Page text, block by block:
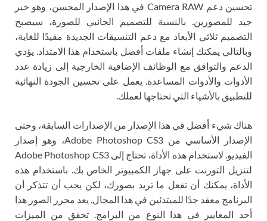
تحسين دعم Camera RAW في هذا الإصدار المحسن، وهو خبر
جيد للمصورين. بالنسبة للتصميم الجانبي للصورة، سيصبح
التصميم ثلاثي الأبعاد مع دعم التنسيقات الجديدة مفيدًا للغاية،
وبالتالي يمكنك إنشاء ملفات أفضل باستخدام هذا الامتداد. يؤدي
الدعم والتوافق مع الوظائف الإضافية الخارجية إلى زيادة عدد
الأدوات والأدوات المساعدة. يعمل على تحسين الجودة النهائية
للتطبيق بالأشياء التي تحتاجها لعملك.
هناك شيء أفضل في هذا الإصدار من الإصدارات السابقة، وحتى
الإصدار الأساسي من Adobe Photoshop CS3، وهو إصدار
الفيديو. لاستخدام هذه الأداة، تحتاج إلى Adobe Photoshop CS3
لتنزيل التورنت على جهاز الكمبيوتر الخاص بك. باستخدام هذه
الأداة، يمكنك أن تفعل ما تريد بصورك، لكن يجب أن تتذكر أن
البرنامج معقد جدًا للمبتدئين في هذا المجال. يعد محرر الصور هذا
أحد المعايير في هذا النوع من البرامج. تحقق من الميزات